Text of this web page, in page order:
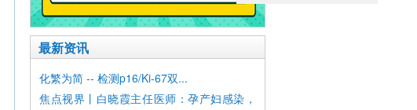
最新资讯
化繁为简 -- 检测p16/Ki-67双...
焦点视界丨白晓霞主任医师：孕产妇感染，